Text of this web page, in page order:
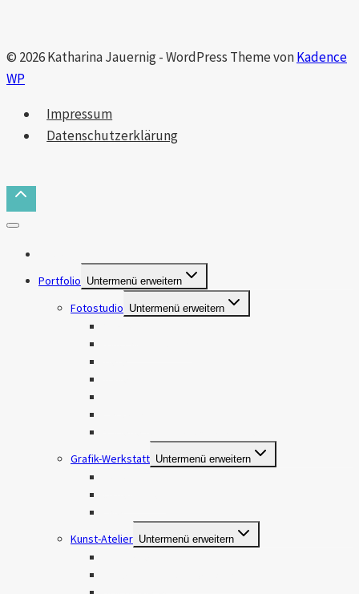
© 2026 Katharina Jauernig - WordPress Theme vonKadence
WP
Impressum
Datenschutzerklärung
Portfolio Untermenü erweitern
Fotostudio Untermenü erweitern
Grafik-Werkstatt Untermenü erweitern
Kunst-Atelier Untermenü erweitern